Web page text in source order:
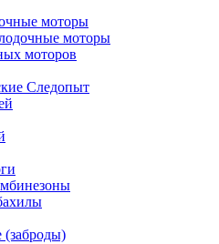
моторы
моторы
моторов
Следопыт
(заброды)